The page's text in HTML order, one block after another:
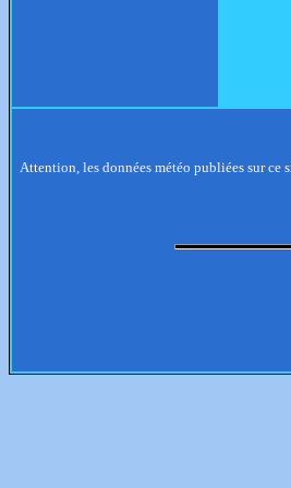
Attention, les données météo publiées sur ce